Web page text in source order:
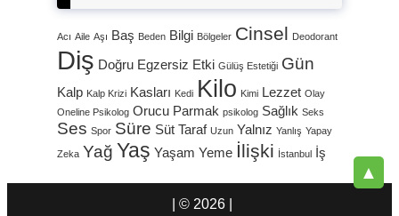
Acı Aile Aşı Baş Beden Bilgi Bölgeler Cinsel Deodorant
Diş Doğru Egzersiz Etki Gülüş Estetiği Gün
Kalp Kalp Krizi Kasları Kedi Kilo Kimi Lezzet Olay
Oneline Psikolog Orucu Parmak psikolog Sağlık Seks
Ses Spor Süre Süt Taraf Uzun Yalnız Yanlış Yapay
Zeka Yağ Yaş Yaşam Yeme İlişki İstanbul İş
▲
| © 2026 |